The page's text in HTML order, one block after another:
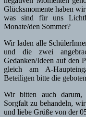
Glücksmomente haben
was sind für uns
Monate/den Sommer?
Wir laden alle
und die zwei
Gedanken/Ideen auf den
gleich am A-
Beteiligen bitte die
Wir bitten auch darum,
Sorgfalt zu behandeln,
und liebe Grüße von der